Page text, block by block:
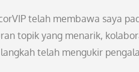
telah membawa saya
topik yang menarik,
telah mengukir